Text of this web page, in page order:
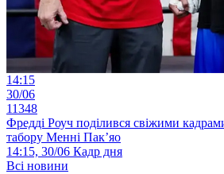
14:15
30/06
11348
Фредді Роуч поділився свіжими
табору Менні Пак’яо
14:15, 30/06 Кадр дня
Всі новини